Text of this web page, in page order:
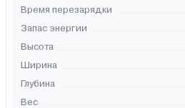
Время перезарядки
Запас энергии
Высота
Ширина
Глубина
Вес